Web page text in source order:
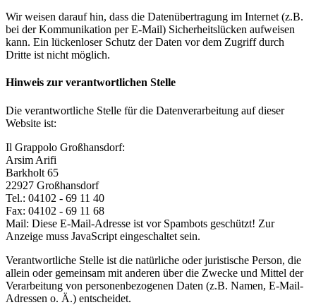
Wir weisen darauf hin, dass die Datenübertragung im Internet (z.B.
bei der Kommunikation per E-Mail) Sicherheitslücken aufweisen
kann. Ein lückenloser Schutz der Daten vor dem Zugriff durch
Dritte ist nicht möglich.
Hinweis zur verantwortlichen Stelle
Die verantwortliche Stelle für die Datenverarbeitung auf dieser
Website ist:
Il Grappolo Großhansdorf:
Arsim Arifi
Barkholt 65
22927 Großhansdorf
Tel.: 04102 - 69 11 40
Fax: 04102 - 69 11 68
Mail: Diese E-Mail-Adresse ist vor Spambots geschützt! Zur
Anzeige muss JavaScript eingeschaltet sein.
Verantwortliche Stelle ist die natürliche oder juristische Person, die
allein oder gemeinsam mit anderen über die Zwecke und Mittel der
Verarbeitung von personenbezogenen Daten (z.B. Namen, E-Mail-
Adressen o. Ä.) entscheidet.